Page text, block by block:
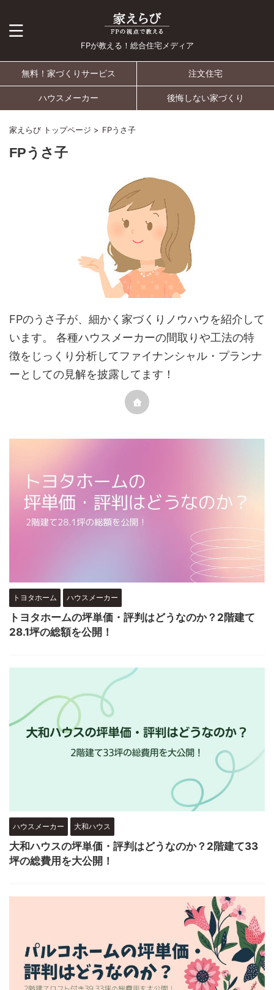
FPが教える！総合住宅メディア
無料！家づくりサービス 注文住宅
ハウスメーカー 後悔しない家づくり
家えらび トップページ > FPうさ子
FPうさ子
FPのうさ子が、細かく家づくりノウハウを紹介して
います。 各種ハウスメーカーの間取りや工法の特
徴をじっくり分析してファイナンシャル・プランナ
ーとしての見解を披露してます！
トヨタホーム ハウスメーカー
トヨタホームの坪単価・評判はどうなのか？2階建て
28.1坪の総額を公開！
ハウスメーカー 大和ハウス
大和ハウスの坪単価・評判はどうなのか？2階建て33
坪の総費用を大公開！